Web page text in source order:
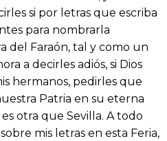
si por letras que escriba
para nombrarla
del Faraón, tal y como un
a decirles adiós, si Dios
hermanos, pedirles que
Patria en su eterna
otra que Sevilla. A todo
mis letras en esta Feria,